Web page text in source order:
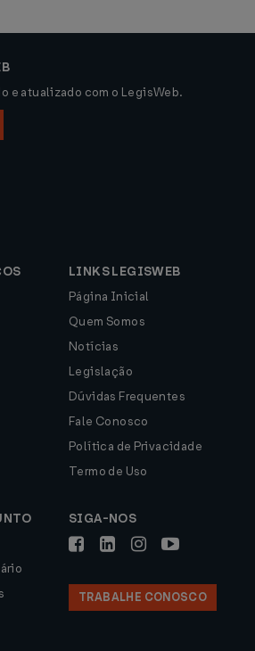
e atualizado com o LegisWeb.
LINKS LEGISWEB
Página Inicial
Quem Somos
Notícias
Legislação
Dúvidas Frequentes
Fale Conosco
Política de Privacidade
Termo de Uso
SIGA-NOS
TRABALHE CONOSCO